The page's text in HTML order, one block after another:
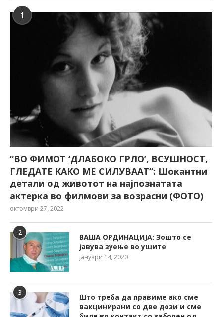
1
“ВО ФИМОТ ‘ДЛАБОКО ГРЛО’, ВСУШНОСТ,
ГЛЕДАТЕ КАКО МЕ СИЛУВААТ“: Шокантни
детали од животот на најпознатата
актерка во филмови за возрасни (ФОТО)
октомври 27, 2022
2
ВАША ОРДИНАЦИЈА: Зошто се
јавува зуење во ушите
јануари 14, 2020
3
Што треба да правиме ако сме
вакцинирани со две дози и сме